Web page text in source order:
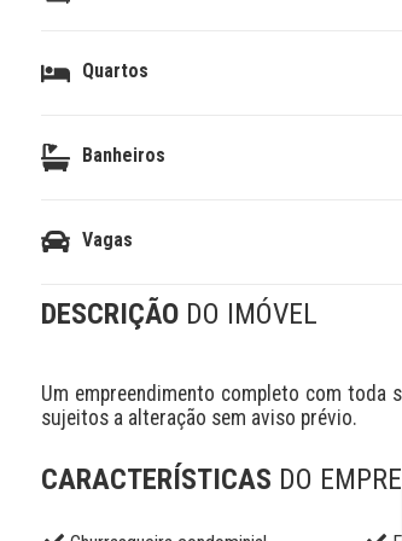
Quartos
Banheiros
Vagas
DESCRIÇÃO DO IMÓVEL
Um empreendimento completo com toda
sujeitos a alteração sem aviso prévio.
CARACTERÍSTICAS DO